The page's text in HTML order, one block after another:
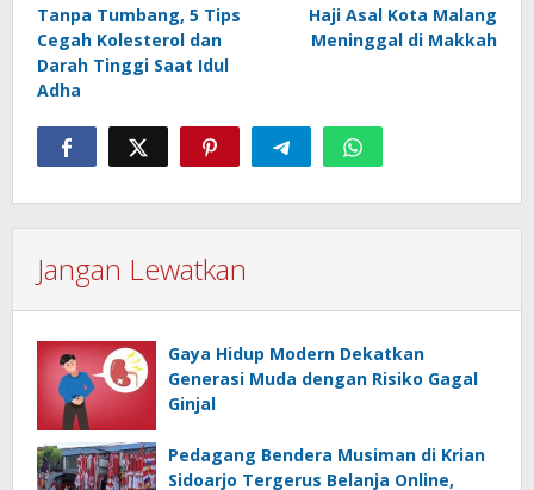
Tanpa Tumbang, 5 Tips
Cegah Kolesterol dan
Darah Tinggi Saat Idul
Adha
Haji Asal Kota Malang
Meninggal di Makkah
Jangan Lewatkan
Gaya Hidup Modern Dekatkan
Generasi Muda dengan Risiko Gagal
Ginjal
Pedagang Bendera Musiman di Krian
Sidoarjo Tergerus Belanja Online,